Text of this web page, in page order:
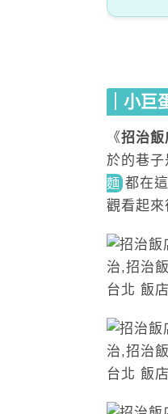
｜小
《招治飯
於的巷
麵 都在
觀看起來